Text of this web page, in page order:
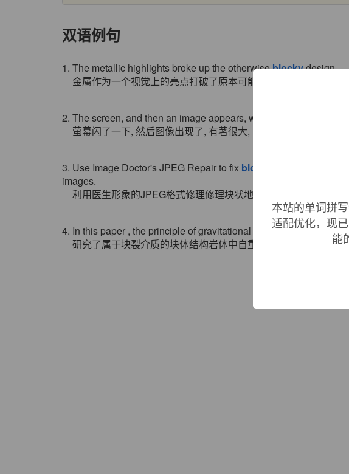
双语例句
1. The metallic highlights broke up the otherwiseblockydesign.
金属作为一个视觉上的亮点打破了原本可能沉闷的设计.
2. The screen, and then an image appears, with big,
萤幕闪了一下, 然后图像出现了, 有著很大, 方块状的像素.三个物
3. Use Image Doctor's JPEG Repair to fix blocky
areas and
images.
利用医生形象的JPEG格式修理修理块状地区和破烂的优势,在过
4. In this paper , the principle of gravitational stress transmission in
研究了属于块裂介质的块体结构岩体中自重应力传递所遵循的法
本站的单词拼
适配优化，现
能